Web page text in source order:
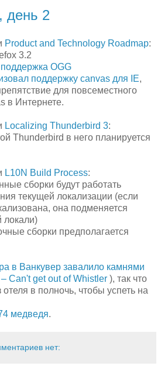
день 2
Product and Technology Roadmap:
3.2
OGG
поддержку canvas для IE,
для повсеместного
в Интернете.
Localizing Thunderbird 3:
Thunderbird в него планируется
L10N Build Process:
сборки будут работать
текущей локализации (если
она подменяется
локали)
сборки предполагается
в Ванкувер завалило камнями
Can't get out of Whistler ), так что
в полночь, чтобы успеть на
медведя.
нет: